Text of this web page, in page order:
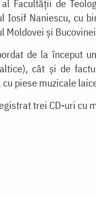
al Facultății de
Iosif Naniescu, cu
Moldovei și
de la început
cât și de
piese muzicale
trei CD-uri cu